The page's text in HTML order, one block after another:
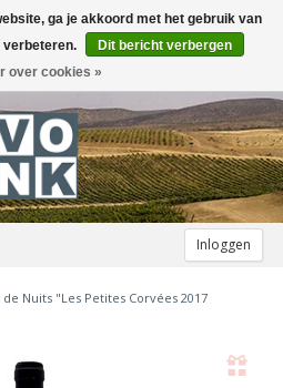
Inloggen
Nuits "Les Petites Corvées 2017
ga je akkoord met het gebruik van
verbeteren.
Dit bericht verbergen
over cookies »